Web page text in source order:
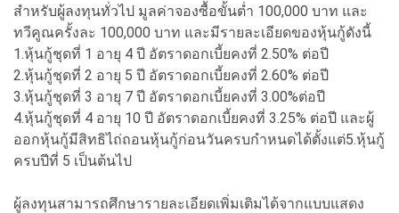
สำหรับผู้ลงทุนทั่วไป มูลค่าจองซื้อขั้นต่ำ 100,000 บาท และ
ทวีคูณครั้งละ 100,000 บาท และมีรายละเอียดของหุ้นกู้ดังนี้
1.หุ้นกู้ชุดที่ 1 อายุ 4 ปี อัตราดอกเบี้ยคงที่ 2.50% ต่อปี
2.หุ้นกู้ชุดที่ 2 อายุ 5 ปี อัตราดอกเบี้ยคงที่ 2.60% ต่อปี
3.หุ้นกู้ชุดที่ 3 อายุ 7 ปี อัตราดอกเบี้ยคงที่ 3.00%ต่อปี
4.หุ้นกู้ชุดที่ 4 อายุ 10 ปี อัตราดอกเบี้ยคงที่ 3.25% ต่อปี และผู้
ออกหุ้นกู้มีสิทธิไถ่ถอนหุ้นกู้ก่อนวันครบกำหนดได้ตั้งแต่5.หุ้นกู้
ครบปีที่ 5 เป็นต้นไป
ผู้ลงทุนสามารถศึกษารายละเอียดเพิ่มเติมได้จากแบบแสดง